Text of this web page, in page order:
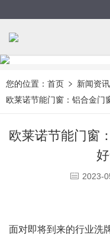
您的位置： 首页 新闻资讯
欧莱诺节能门窗：铝合金门
欧莱诺节能门窗
2023-
面对即将到来的行业洗